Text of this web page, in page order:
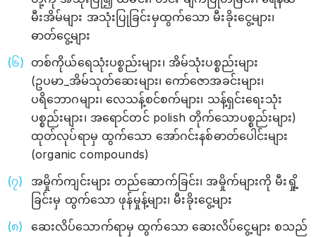
မီးအိမ်များ အသုံးပြုခြင်းမှထွက်သော မီးခိုးငွေ့များ၊
ဓာတ်ငွေ့များ
တစ်ကိုယ်‌ရေသုံးပစ္စည်းများ၊ အိမ်သုံးပစ္စည်းများ
(ဥပမာ_အိမ်သုတ်ဆေးများ၊ ကော်ဇောအခင်းများ၊
ပရိဘောဂများ၊ လေသန့်စင်စက်များ၊ သန့်ရှင်းရေးသုံး
ပစ္စည်းများ၊ အ‌ရောင်တင် polish တိုက်သောပစ္စည်းများ)
ထုတ်လုပ်ရာမှ ထွက်သော အော်ဂင်းနစ်ဓာတ်ပေါင်းများ
(organic compounds)
အမှိုက်ကျင်းများ တည်ဆောက်ခြင်း၊ အမှိုက်များကို မီးရှို့
ခြင်းမှ ထွက်သော ဖုန်မှုန့်များ၊ မီးခိုး‌ငွေ့များ
ဆေးလိပ်သောက်ရာမှ ထွက်သော ဆေးလိပ်ငွေ့များ စသည်